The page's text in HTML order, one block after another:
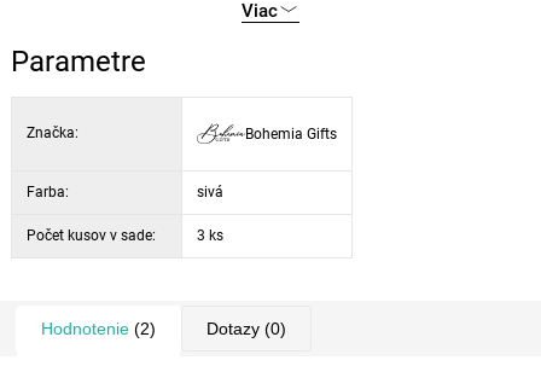
Parfum, Citronellol, 9 15985, CI 14720.
Viac
Parametre
Značka: Bohemia Gifts
Farba: sivá
Počet kusov v sade: 3 ks
Hodnotenie(2) Dotazy(0)